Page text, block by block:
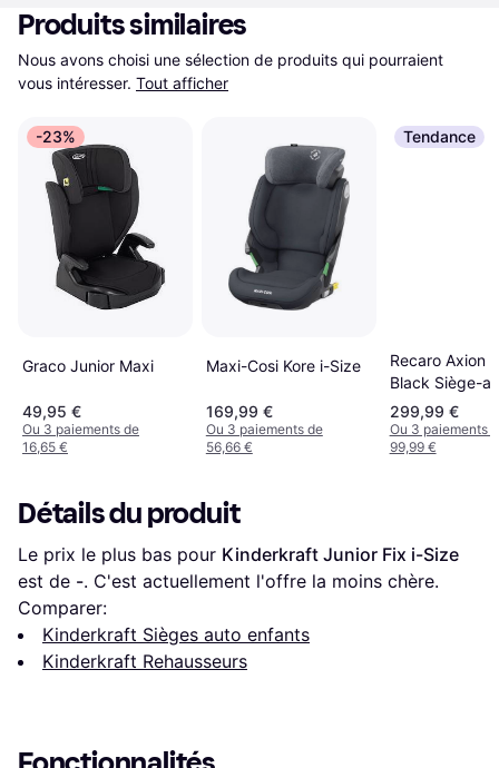
Produits similaires
Nous avons choisi une sélection de produits qui pourraient
vous intéresser. Tout afficher
-23%
Graco Junior Maxi
49,95 €
Ou 3 paiements de
16,65 €
Maxi-Cosi Kore i-Size
169,99 €
Ou 3 paiements de
56,66 €
Tendance
Recaro Axion
Black Siège-
299,99 €
Ou 3 paiements
99,99 €
Détails du produit
Le prix le plus bas pour Kinderkraft Junior Fix i-Size
est de -. C'est actuellement l'offre la moins chère.
Comparer:
Kinderkraft Sièges auto enfants
Kinderkraft Rehausseurs